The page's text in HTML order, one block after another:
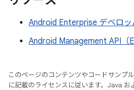
Android Enterprise デベロ
Android Management API（
このページのコンテンツやコードサンプル
に記載のライセンスに従います。Java